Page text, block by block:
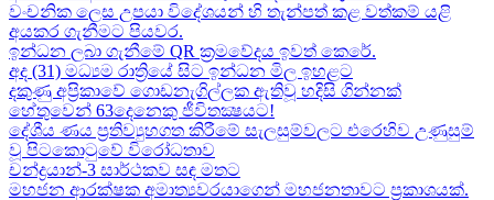
වංචනික ලෙස උපයා විදේශයන් හි තැන්පත් කළ​ වත්කම් යළි
අයකර ගැනීමට පියවර​.
ඉන්ධන ලබා ගැනීමේ QR ක්‍රමවේදය ඉවත් කෙරේ.
අද (31) මධ්‍යම රාත්‍රියේ සිට ඉන්ධන මිල ඉහළට
දකුණු අප්‍රිකාවේ ගොඩනැගිල්ලක ඇතිවූ හදිසි ගින්නක්
හේතුවෙන් 63දෙනෙකු ජීවිතක්‍ෂයට​!
දේශීය​ ණය ප්‍රතිව්‍යුහගත කිරීමේ සැලසුම්වලට එරෙහිව උණුසුම්
වූ පිටකොටුවේ විරෝධතාව
චන්ද්‍රයාන්-3 සාර්ථකව සඳ මතට​
මහජන ආරක්ෂක අමාත්‍යවරයාගෙන් මහජනතාවට ප්‍රකාශයක්.